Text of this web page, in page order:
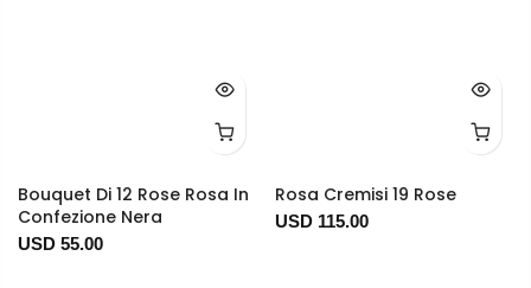
Bouquet Di 12 Rose Rosa In
Confezione Nera
USD 55.00
Rosa Cremisi 19 Rose
USD 115.00